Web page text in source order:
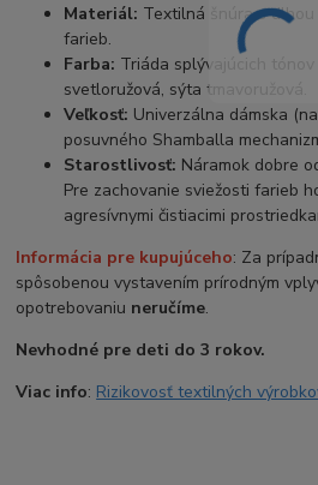
Materiál: Textilná šnúra s
farieb.
Farba: Triáda splývajúcich
svetloružová, sýta tmavoružová.
Veľkosť: Univerzálna dámska
posuvného Shamballa
Starostlivosť: Náramok dobre
Pre zachovanie sviežosti farieb
agresívnymi čistiacimi
Informácia pre kupujúceho: Za
spôsobenou vystavením prírodným
opotrebovaniu neručíme.
Nevhodné pre deti do 3 rokov.
Viac info: Rizikovosť textilných